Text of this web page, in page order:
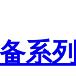
系列